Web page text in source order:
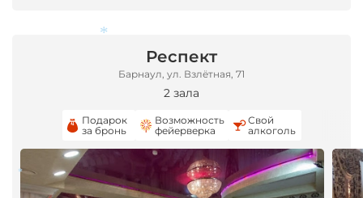
Респект
Барнаул, ул. Взлётная, 71
2 зала
Подарок
за бронь
Возможность
фейерверка
Свой
алкоголь